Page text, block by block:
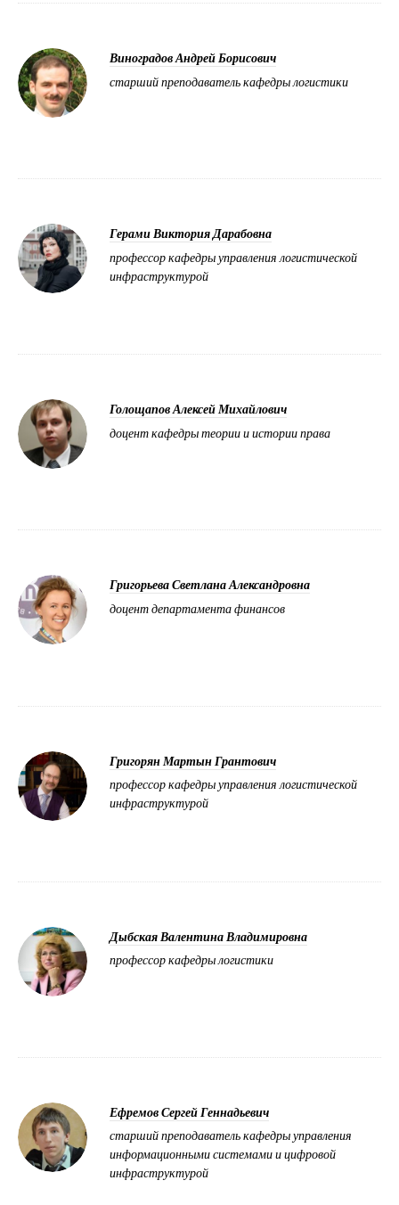
Виноградов Андрей Борисович
старший преподаватель кафедры логистики
Герами Виктория Дарабовна
профессор кафедры управления логистической
инфраструктурой
Голощапов Алексей Михайлович
доцент кафедры теории и истории права
Григорьева Светлана Александровна
доцент департамента финансов
Григорян Мартын Грантович
профессор кафедры управления логистической
инфраструктурой
Дыбская Валентина Владимировна
профессор кафедры логистики
Ефремов Сергей Геннадьевич
старший преподаватель кафедры управления
информационными системами и цифровой
инфраструктурой